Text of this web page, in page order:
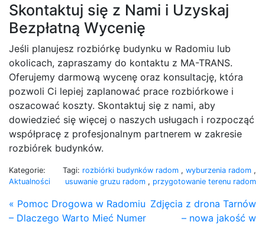
Skontaktuj się z Nami i Uzyskaj
Bezpłatną Wycenię
Jeśli planujesz rozbiórkę budynku w Radomiu lub
okolicach, zapraszamy do kontaktu z MA-TRANS.
Oferujemy darmową wycenę oraz konsultację, która
pozwoli Ci lepiej zaplanować prace rozbiórkowe i
oszacować koszty. Skontaktuj się z nami, aby
dowiedzieć się więcej o naszych usługach i rozpocząć
współpracę z profesjonalnym partnerem w zakresie
rozbiórek budynków.
Kategorie:
Aktualności
Tagi: rozbiórki budynków radom , wyburzenia radom ,
usuwanie gruzu radom , przygotowanie terenu radom
« Pomoc Drogowa w Radomiu
– Dlaczego Warto Mieć Numer
Zdjęcia z drona Tarnów
– nowa jakość w